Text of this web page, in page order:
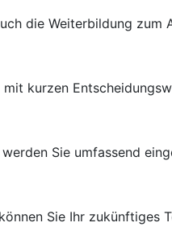
die Weiterbildung
kurzen
Sie umfassend
Sie Ihr